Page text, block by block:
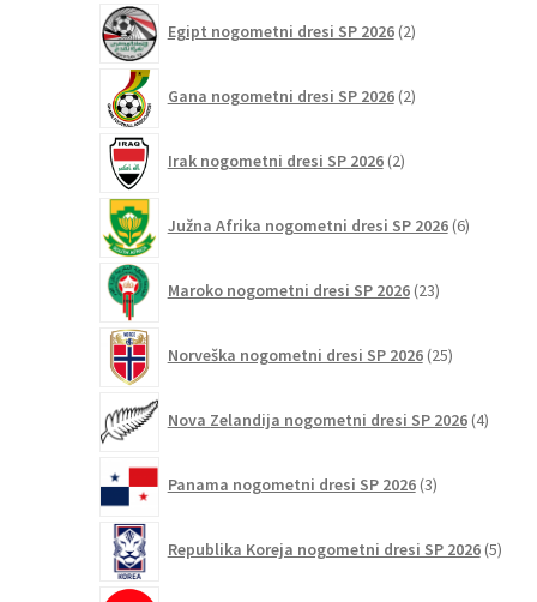
Egipt nogometni dresi SP 2026 2izdelka
Gana nogometni dresi SP 2026 2izdelka
Irak nogometni dresi SP 2026 2izdelka
Južna Afrika nogometni dresi SP 2026 6izdelkov
Maroko nogometni dresi SP 2026 23izdelkov
Norveška nogometni dresi SP 2026 25izdelkov
Nova Zelandija nogometni dresi SP 2026 4izdelki
Panama nogometni dresi SP 2026 3izdelki
Republika Koreja nogometni dresi SP 2026 5